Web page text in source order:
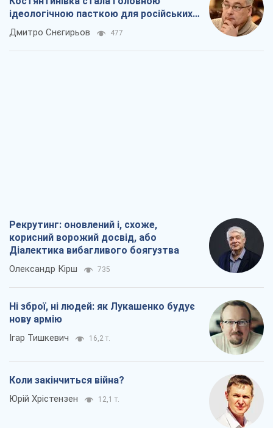
ідеологічною пасткою для російських
окупантів
Дмитро Снєгирьов 477
Рекрутинг: оновлений і, схоже,
корисний ворожий досвід, або
Діалектика вибагливого боягузтва
Олександр Кірш 735
Ні зброї, ні людей: як Лукашенко будує
нову армію
Ігар Тишкевич 16,2 т.
Коли закінчиться війна?
Юрій Хрістензен 12,1 т.